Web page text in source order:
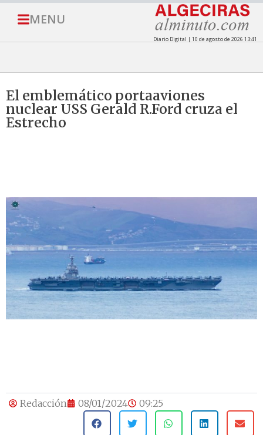
MENU
Diario Digital | 10 de agosto de 2026 13:41
El emblemático portaaviones
nuclear USS Gerald R.Ford cruza el
Estrecho
Redacción 08/01/2024 09:25